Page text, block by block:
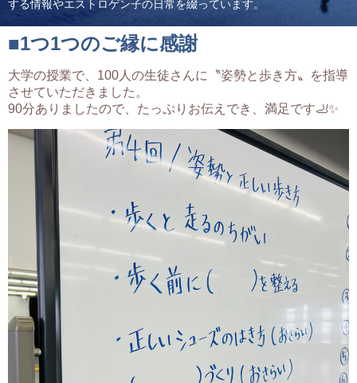
する情報やエストロゲン子の日常を綴っています。
■1つ1つのご縁に感謝
大学の授業で、100人の生徒さんに〝姿勢と歩き方〟を指導
させていただきました。
90分ありましたので、たっぷりお伝えでき、満足です🦶✨